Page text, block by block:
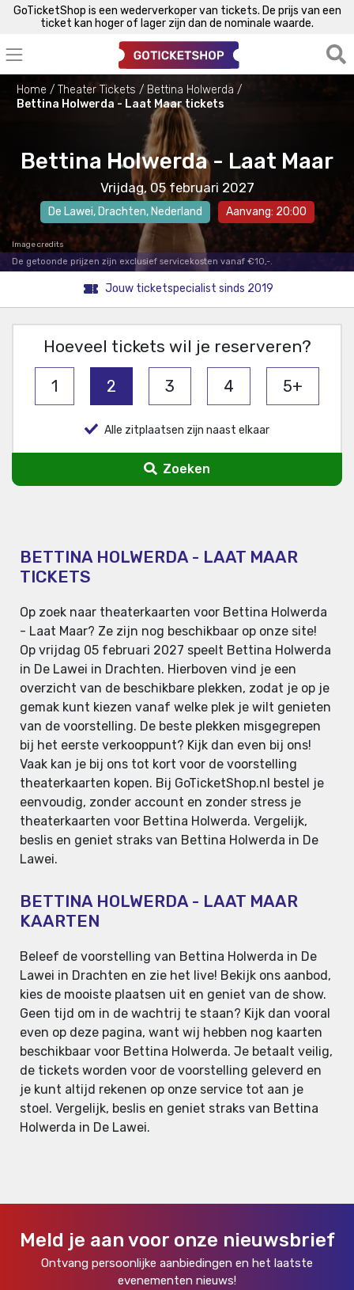
GoTicketShop is een wederverkoper van tickets. De prijs van een
ticket kan hoger of lager zijn dan de nominale waarde.
Home Theater Tickets
Bettina Holwerda
Bettina Holwerda - Laat Maar tickets
Bettina Holwerda - Laat Maar
Vrijdag, 05 februari 2027
De Lawei, Drachten, Nederland Aanvang: 20:00
Image credits
De getoonde prijzen zijn exclusief servicekosten vanaf €10,-.
Jouw ticketspecialist sinds 2019
Hoeveel tickets wil je reserveren?
1 2 3 4 5+
Alle zitplaatsen zijn naast elkaar
Zoeken
BETTINA HOLWERDA - LAAT MAAR
TICKETS
Op zoek naar theaterkaarten voor Bettina Holwerda
- Laat Maar? Ze zijn nog beschikbaar op onze site!
Op vrijdag 05 februari 2027 speelt Bettina Holwerda
in De Lawei in Drachten. Hierboven vind je een
overzicht van de beschikbare plekken, zodat je op je
gemak kunt kiezen vanaf welke plek je wilt genieten
van de voorstelling. De beste plekken misgegrepen
bij het eerste verkooppunt? Kijk dan even bij ons!
Vaak kan je bij ons tot kort voor de voorstelling
theaterkaarten kopen. Bij GoTicketShop.nl bestel je
eenvoudig, zonder account en zonder stress je
theaterkaarten voor Bettina Holwerda. Vergelijk,
beslis en geniet straks van Bettina Holwerda in De
Lawei.
BETTINA HOLWERDA - LAAT MAAR
KAARTEN
Beleef de voorstelling van Bettina Holwerda in De
Lawei in Drachten en zie het live! Bekijk ons aanbod,
kies de mooiste plaatsen uit en geniet van de show.
Geen tijd om in de wachtrij te staan? Kijk dan vooral
even op deze pagina, want wij hebben nog kaarten
beschikbaar voor Bettina Holwerda. Je betaalt veilig,
de tickets worden voor de voorstelling geleverd en
je kunt altijd rekenen op onze service tot aan je
stoel. Vergelijk, beslis en geniet straks van Bettina
Holwerda in De Lawei.
Meld je aan voor onze nieuwsbrief
Ontvang persoonlijke aanbiedingen en het laatste
evenementen nieuws!